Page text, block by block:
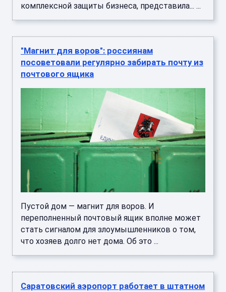
комплексной защиты бизнеса, представила... ...
"Магнит для воров": россиянам
посоветовали регулярно забирать почту из
почтового ящика
Пустой дом — магнит для воров. И
переполненный почтовый ящик вполне может
стать сигналом для злоумышленников о том,
что хозяев долго нет дома. Об это ...
Саратовский аэропорт работает в штатном